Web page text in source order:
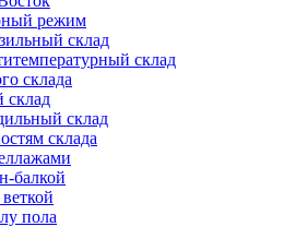
режим
склад
склад
склада
склад
склад
склада
балкой
пола